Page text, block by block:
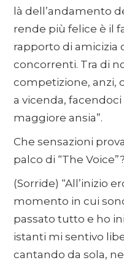
là dell’andamento
rende più felice è il
rapporto di amicizia
concorrenti. Tra di
competizione, anzi,
a vicenda,
maggiore ansia”.
Che sensazioni
palco di “The Voice”?
(Sorride) “All’inizio
momento in cui
passato tutto e ho
istanti mi sentivo
cantando da sola,